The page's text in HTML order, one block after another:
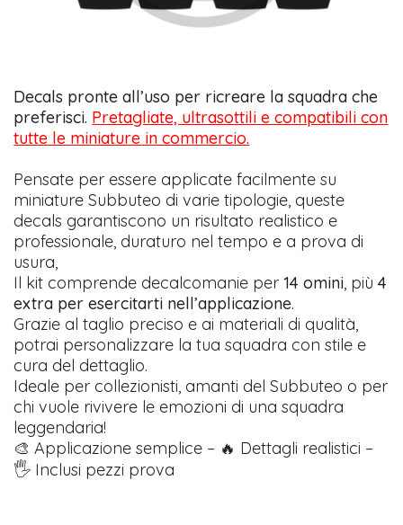
Decals pronte all’uso per ricreare la squadra che
preferisci. Pretagliate, ultrasottili e compatibili con
tutte le miniature in commercio.
Pensate per essere applicate facilmente su
miniature Subbuteo di varie tipologie, queste
decals garantiscono un risultato realistico e
professionale, duraturo nel tempo e a prova di
usura,
Il kit comprende decalcomanie per14 omini, più4
extra per esercitarti nell’applicazione.
Grazie al taglio preciso e ai materiali di qualità,
potrai personalizzare la tua squadra con stile e
cura del dettaglio.
Ideale per collezionisti, amanti del Subbuteo o per
chi vuole rivivere le emozioni di una squadra
leggendaria!
🎨 Applicazione semplice – 🔥 Dettagli realistici –
🖐️ Inclusi pezzi prova